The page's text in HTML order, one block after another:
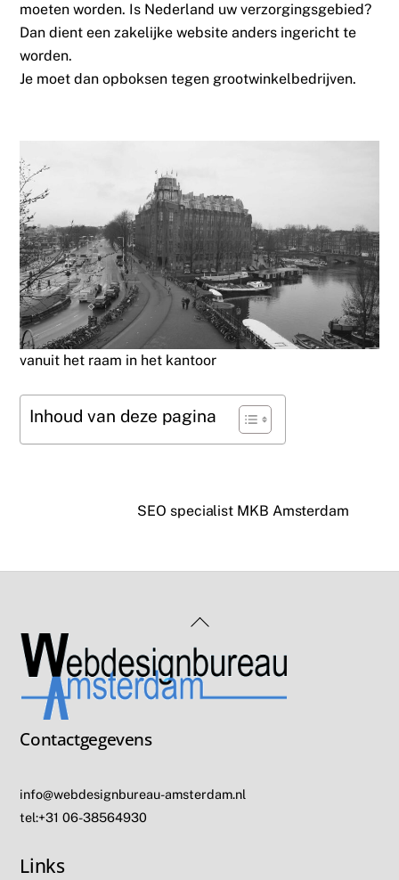
moeten worden. Is Nederland uw verzorgingsgebied?
Dan dient een zakelijke website anders ingericht te
worden.
Je moet dan opboksen tegen grootwinkelbedrijven.
vanuit het raam in het kantoor
Inhoud van deze pagina
SEO specialist MKB Amsterdam
Back
Top
Contactgegevens
info@webdesignbureau-amsterdam.nl
tel:+31 06-38564930
Links